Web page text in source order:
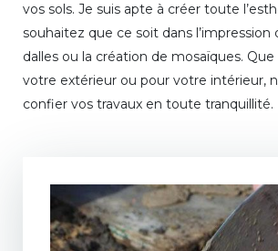
vos sols. Je suis apte à créer toute
souhaitez que ce soit dans l’impression
dalles ou la création de mosaïques.
votre extérieur ou pour votre intérieur,
confier vos travaux en toute tranquillité.